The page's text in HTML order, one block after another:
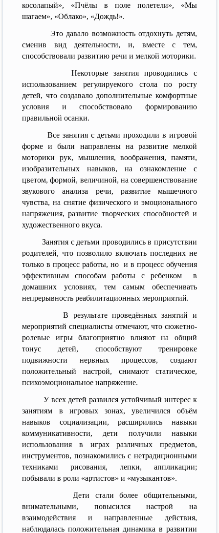
косолапый», «Пчёлы в поле полетели», «Мы
шагаем», «Облако», «Дождь!».
Это давало возможность отдохнуть детям,
сменив вид деятельности, и, вместе с тем,
способствовали развитию речи и мелкой моторики.
Некоторые занятия проводились с
использованием регулируемого стола по росту
детей, что создавало дополнительные комфортные
условия и способствовало формированию
правильной осанки.
Все занятия с детьми проходили в игровой
форме и были направлены на развитие мелкой
моторики рук, мышления, воображения, памяти,
изобразительных навыков, на ознакомление с
цветом, формой, величиной, на совершенствование
звукового анализа речи, развитие мышечного
чувства, на снятие физического и эмоционального
напряжения, развитие творческих способностей и
художественного вкуса.
Занятия с детьми проводились в присутствии
родителей, что позволило включать последних не
только в процесс работы, но и в процесс обучения
эффективным способам работы с ребенком в
домашних условиях, тем самым обеспечивать
непрерывность реабилитационных мероприятий.
В результате проведённых занятий и
мероприятий специалисты отмечают, что сюжетно-
ролевые игры благоприятно влияют на общий
тонус детей, способствуют тренировке
подвижности нервных процессов, создают
положительный настрой, снимают статическое,
психоэмоциональное напряжение.
У всех детей развился устойчивый интерес к
занятиям в игровых зонах, увеличился объём
навыков социализации, расширились навыки
коммуникативности, дети получили навыки
использования в играх различных предметов,
инструментов, познакомились с нетрадиционными
техниками рисования, лепки, аппликации;
побывали в роли «артистов» и «музыкантов».
Дети стали более общительными,
внимательными, повысился настрой на
взаимодействия и направленные действия,
наблюдалась положительная динамика в развитии